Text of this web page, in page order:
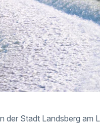
der Stadt Landsberg am